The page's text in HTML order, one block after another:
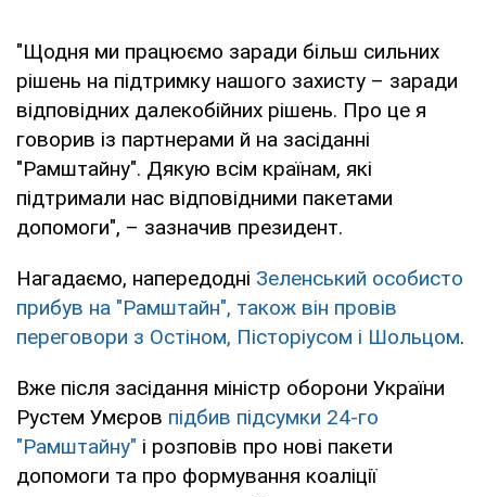
"Щодня ми працюємо заради більш сильних
рішень на підтримку нашого захисту – заради
відповідних далекобійних рішень. Про це я
говорив із партнерами й на засіданні
"Рамштайну". Дякую всім країнам, які
підтримали нас відповідними пакетами
допомоги", – зазначив президент.
Нагадаємо, напередодні Зеленський особисто
прибув на "Рамштайн", також він провів
переговори з Остіном, Пісторіусом і Шольцом.
Вже після засідання міністр оборони України
Рустем Умєров підбив підсумки 24-го
"Рамштайну" і розповів про нові пакети
допомоги та про формування коаліції